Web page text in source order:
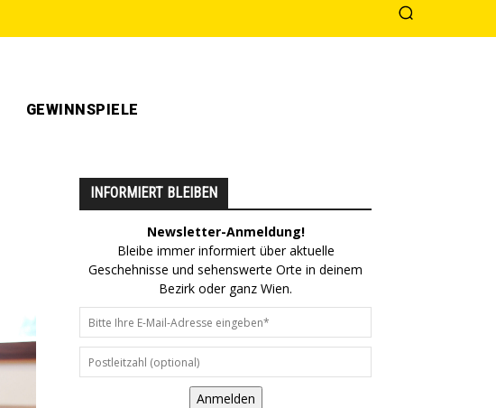
GEWINNSPIELE
INFORMIERT BLEIBEN
Newsletter-Anmeldung!
Bleibe immer informiert über aktuelle
Geschehnisse und sehenswerte Orte in deinem
Bezirk oder ganz Wien.
Anmelden